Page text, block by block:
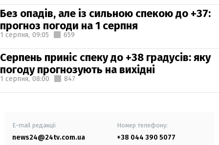
Без опадів, але із сильною спекою до +37:
прогноз погоди на 1 серпня
1 серпня, 09:05 659
Серпень приніс спеку до +38 градусів: яку
погоду прогнозують на вихідні
1 серпня, 08:00 847
E-mail редакції
news24@24tv.com.ua
Номер телефону:
+38 044 390 5077